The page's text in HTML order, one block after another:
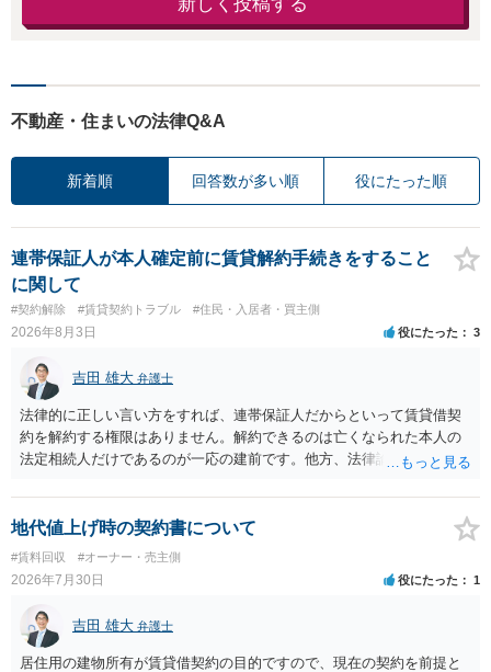
不動産・住まいの法律Q&A
新着順 回答数が多い順 役にたった順
連帯保証人が本人確定前に賃貸解約手続きをすること
に関して
#契約解除 #賃貸契約トラブル #住民・入居者・買主側
2026年8月3日 役にたった 3
吉田 雄大 弁護士
法律的に正しい言い方をすれば、連帯保証人だからといって賃貸借契
約を解約する権限はありません。解約できるのは亡くなられた本人の
法定相続人だけであるのが一応の建前です。他方、法律論はさてお
する動機づけがなくなります。 今回進められつつある手続はあくまで
も、建物を賃貸人に一日も早く明け渡すための便宜的方法として理解
するのが良いと思います。またその方法で進めた方が、連帯保証人で
あるお知り合いさんにとっても、自身の経済的負担を最小限に食い止
められるため望ましいやり方だといえます。
地代値上げ時の契約書について
#賃料回収 #オーナー・売主側
2026年7月30日 役にたった 1
吉田 雄大 弁護士
居住用の建物所有が賃貸借契約の目的ですので、現在の契約を前提と